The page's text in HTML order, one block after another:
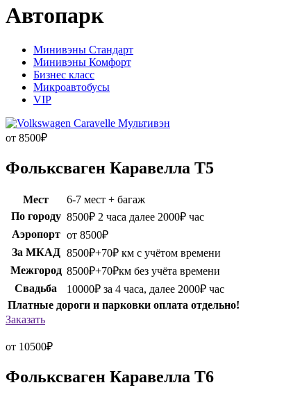
Автопарк
Минивэны Стандарт
Минивэны Комфорт
Бизнес класс
Микроавтобусы
VIP
от 8500₽
Фольксваген Каравелла Т5
Мест
6-7 мест + багаж
По городу 8500₽ 2 часа далее 2000₽ час
Аэропорт от 8500₽
За МКАД 8500₽+70₽ км с учётом времени
Межгород 8500₽+70₽км без учёта времени
Свадьба
10000₽ за 4 часа, далее 2000₽ час
Платные дороги и парковки оплата отдельно!
Заказать
от 10500₽
Фольксваген Каравелла Т6